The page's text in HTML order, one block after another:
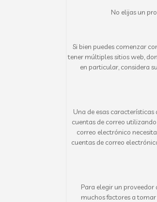
No elijas un
Si bien puedes comenzar
tener múltiples sitios web,
en particular, considera
Una de esas
cuentas de correo
correo electrónico
cuentas de correo
Para elegir un
muchos factores a